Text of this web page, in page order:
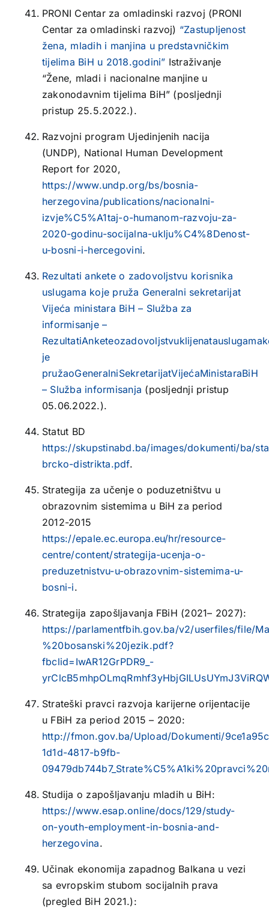
PRONI Centar za omladinski razvoj (PRONI
Centar za omladinski razvoj) “Zastupljenost
žena, mladih i manjina u predstavničkim
tijelima BiH u 2018.godini” Istraživanje
“Žene, mladi i nacionalne manjine u
zakonodavnim tijelima BiH” (posljednji
pristup 25.5.2022.).
Razvojni program Ujedinjenih nacija
(UNDP), National Human Development
Report for 2020,
https://www.undp.org/bs/bosnia-
herzegovina/publications/nacionalni-
izvje%C5%A1taj-o-humanom-razvoju-za-
2020-godinu-socijalna-uklju%C4%8Denost-
u-bosni-i-hercegovini.
Rezultati ankete o zadovoljstvu korisnika
uslugama koje pruža Generalni sekretarijat
Vijeća ministara BiH – Služba za
informisanje –
je
pružaoGeneralniSekretarijatVijećaMinistaraBiH
– Služba informisanja (posljednji pristup
05.06.2022.).
Statut BD
https://skupstinabd.ba/images/dokumenti/ba/
brcko-distrikta.pdf.
Strategija za učenje o poduzetništvu u
obrazovnim sistemima u BiH za period
2012-2015
https://epale.ec.europa.eu/hr/resource-
centre/content/strategija-ucenja-o-
preduzetnistvu-u-obrazovnim-sistemima-u-
bosni-i.
Strategija zapošljavanja FBiH (2021– 2027):
https://parlamentfbih.gov.ba/v2/userfiles/file/
%20bosanski%20jezik.pdf?
fbclid=IwAR12GrPDR9_-
Strateški pravci razvoja karijerne orijentacije
u FBiH za period 2015 – 2020:
http://fmon.gov.ba/Upload/Dokumenti/
1d1d-4817-b9fb-
Studija o zapošljavanju mladih u BiH:
https://www.esap.online/docs/129/study-
on-youth-employment-in-bosnia-and-
herzegovina.
Učinak ekonomija zapadnog Balkana u vezi
sa evropskim stubom socijalnih prava
(pregled BiH 2021.):